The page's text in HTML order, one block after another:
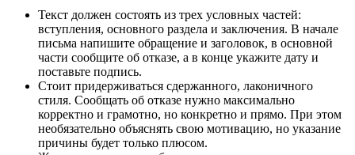
Текст должен состоять из трех условных частей:
вступления, основного раздела и заключения. В начале
письма напишите обращение и заголовок, в основной
части сообщите об отказе, а в конце укажите дату и
поставьте подпись.
Стоит придерживаться сдержанного, лаконичного
стиля. Сообщать об отказе нужно максимально
корректно и грамотно, но конкретно и прямо. При этом
необязательно объяснять свою мотивацию, но указание
причины будет только плюсом.